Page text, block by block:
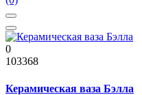
0
103368
Керамическая ваза Бэлла